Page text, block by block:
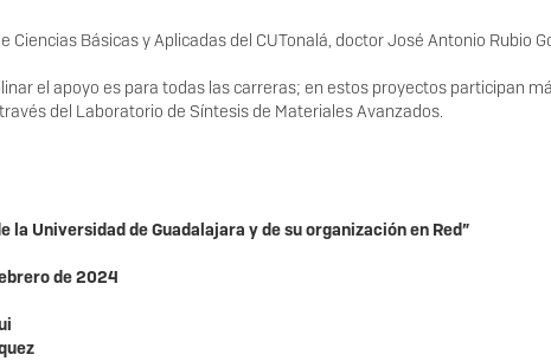
Ciencias Básicas y Aplicadas del CUTonalá, doctor José Antonio Rubio
el apoyo es para todas las carreras; en estos proyectos participan
del Laboratorio de Síntesis de Materiales Avanzados.
la Universidad de Guadalajara y de su organización en Red”
de 2024